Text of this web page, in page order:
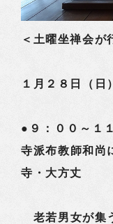
＜土曜坐禅会が
１月２８日（
●９：００～１
寺派布教師和
寺・大方丈
老若男女が集